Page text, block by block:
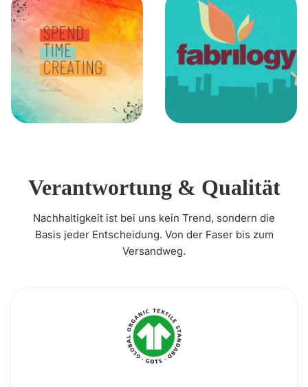
Verantwortung & Qualität
Nachhaltigkeit ist bei uns kein Trend, sondern die
Basis jeder Entscheidung. Von der Faser bis zum
Versandweg.